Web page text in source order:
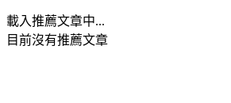
載入推薦文章中...
目前沒有推薦文章